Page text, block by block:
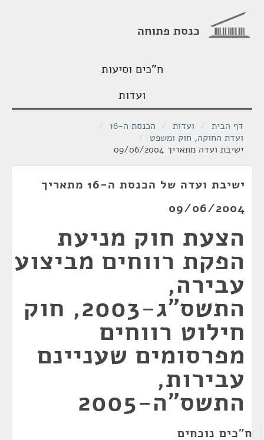
כנסת פתוחה
ח"כים וסיעות
ועדות
דף הבית / ועדות / הכנסת ה-16
/
ועדת החוקה, חוק ומשפט /
ישיבת ועדה מתאריך 09/06/2004
ישיבת ועדה של הכנסת ה-16 מתאריך
09/06/2004
הצעת חוק מניעת
הפקת רווחים מביצוע
עבירה,
התשס"ג-2003, חוק
חילוט רווחים
מפרסומים שעניינם
עבירות,
התשס"ה-2005
ח"כים נוכחים